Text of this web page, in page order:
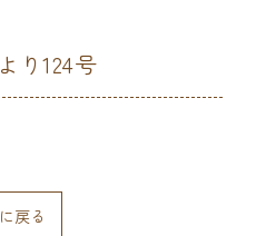
り124号
戻る